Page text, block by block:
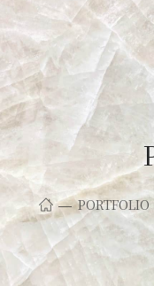
PORTFOLIO